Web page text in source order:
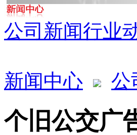
公司新闻行业
新闻中心 公
个旧公交广